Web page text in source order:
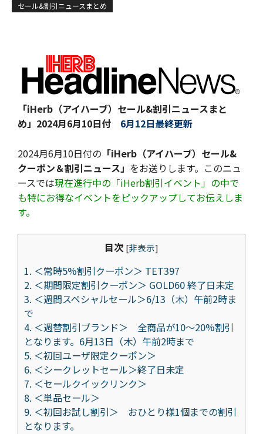
セール&割引ニュースまとめ
「iHerb（アイハーブ）セール&割引ニュースまと
め」 2024月6月10日付 6月12日最終更新
2024月6月10日付の 「iHerb（アイハーブ）セール&
クーポン＆割引ニュース」 をお送りします。このニュ
ースでは現在進行中の「iHerb割引イベント」の中で
も特にお得なイベントをピックアップしてお伝えしま
す。
目次 [非表示]
1. ＜常時5%割引クーポン＞ TET397
2. ＜期間限定割引クーポン＞ GOLD60 終了日未定
3. ＜週間スペシャルセール＞6/13（木）午前2時ま
で
4. ＜週替割引ブランド＞ 全商品が10～20%割引
となります。6月13日（木）午前2時まで
5. ＜初回ユーザ限定クーポン＞
6. ＜シークレットセール＞終了日未定
7. ＜セールクイックリンク＞
8. ＜単品セール＞
9. ＜初回お試し割引＞ おひとり様1個までの割引
となります。